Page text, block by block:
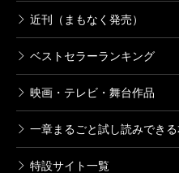
近刊（まもなく発売）
ベストセラーランキング
映画・テレビ・舞台作品
一章まるごと試し読みできる
特設サイト一覧